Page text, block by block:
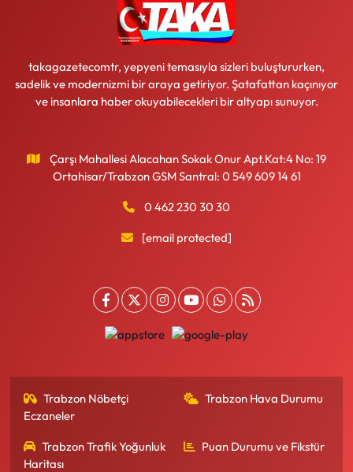
takagazetecomtr, yepyeni temasıyla sizleri buluştururken,
sadelik ve modernizmi bir araya getiriyor. Şatafattan kaçınıyor
ve insanlara haber okuyabilecekleri bir altyapı sunuyor.
Çarşı Mahallesi Alacahan Sokak Onur Apt.Kat:4 No: 19
Ortahisar/Trabzon GSM Santral: 0 549 609 14 61
0 462 230 30 30
[email protected]
Trabzon Nöbetçi
Eczaneler
Trabzon Hava Durumu
Trabzon Trafik Yoğunluk
Haritası
Puan Durumu ve Fikstür